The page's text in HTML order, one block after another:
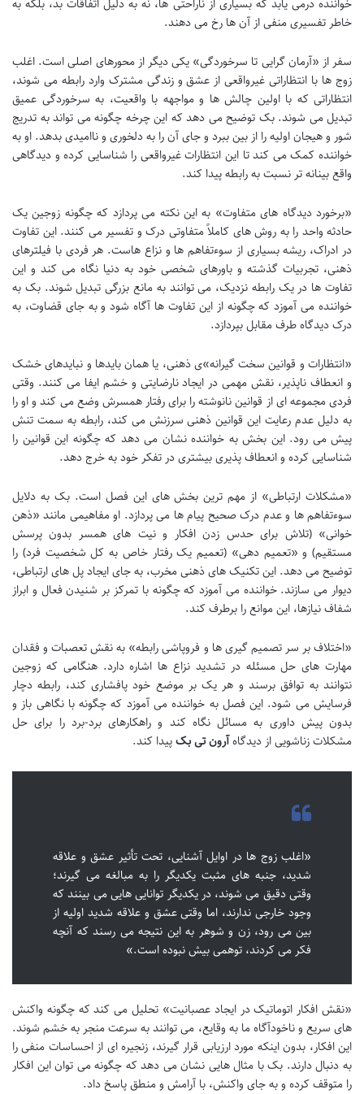
خواننده درمی یابد که بسیاری از ناراحتی ها، نه به دلیل اتفاقات بد، بلکه به
خاطر تفسیری منفی از آن ها رخ می دهند.
سفر از «آرمان گرایی تا سرخوردگی» یکی دیگر از محورهای اصلی است. اغلب
زوج ها با انتظاراتی غیرواقعی از عشق و زندگی مشترک وارد رابطه می شوند،
انتظاراتی که با اولین چالش ها و مواجهه با واقعیت، به سرخوردگی عمیق
تبدیل می شوند. بک توضیح می دهد که این چرخه چگونه می تواند به تدریج
شور و هیجان اولیه را از بین ببرد و جای آن را به دلخوری و ناامیدی بدهد. او به
خواننده کمک می کند تا این انتظارات غیرواقعی را شناسایی کرده و دیدگاهی
واقع بینانه تر نسبت به رابطه پیدا کند.
«برخورد دیدگاه های متفاوت» به این نکته می پردازد که چگونه زوجین یک
حادثه واحد را به روش های کاملاً متفاوتی درک و تفسیر می کنند. این تفاوت
در ادراک، ریشه بسیاری از سوءتفاهم ها و نزاع هاست. هر فردی با فیلترهای
ذهنی، تجربیات گذشته و باورهای شخصی خود به دنیا نگاه می کند و این
تفاوت ها در یک رابطه نزدیک، می توانند به مانع بزرگی تبدیل شوند. بک به
خواننده می آموزد که چگونه از این تفاوت ها آگاه شود و به جای قضاوت، به
درک دیدگاه طرف مقابل بپردازد.
«انتظارات و قوانین سخت گیرانه»ی ذهنی، یا همان بایدها و نبایدهای خشک
و انعطاف ناپذیر، نقش مهمی در ایجاد نارضایتی و خشم ایفا می کنند. وقتی
فردی مجموعه ای از قوانین نانوشته را برای رفتار همسرش وضع می کند و او را
به دلیل عدم رعایت این قوانین ذهنی سرزنش می کند، رابطه به سمت تنش
پیش می رود. این بخش به خواننده نشان می دهد که چگونه این قوانین را
شناسایی کرده و انعطاف پذیری بیشتری در تفکر خود به خرج دهد.
«مشکلات ارتباطی» از مهم ترین بخش های این فصل است. بک به دلایل
سوءتفاهم ها و عدم درک صحیح پیام ها می پردازد. او مفاهیمی مانند «ذهن
خوانی» (تلاش برای حدس زدن افکار و نیت های همسر بدون پرسش
مستقیم) و «تعمیم دهی» (تعمیم یک رفتار خاص به کل شخصیت فرد) را
توضیح می دهد. این تکنیک های ذهنی مخرب، به جای ایجاد پل های ارتباطی،
دیوار می سازند. خواننده می آموزد که چگونه با تمرکز بر شنیدن فعال و ابراز
شفاف نیازها، این موانع را برطرف کند.
«اختلاف بر سر تصمیم گیری ها و فروپاشی رابطه» به نقش تعصبات و فقدان
مهارت های حل مسئله در تشدید نزاع ها اشاره دارد. هنگامی که زوجین
نتوانند به توافق برسند و هر یک بر موضع خود پافشاری کند، رابطه دچار
فرسایش می شود. این فصل به خواننده می آموزد که چگونه با نگاهی باز و
بدون پیش داوری به مسائل نگاه کند و راهکارهای برد-برد را برای حل
مشکلات زناشویی از دیدگاهآرون تی بکپیدا کند.
«اغلب زوج ها در اوایل آشنایی، تحت تأثیر عشق و علاقه
شدید، جنبه های مثبت یکدیگر را به مبالغه می گیرند؛
وقتی دقیق می شوند، در یکدیگر توانایی هایی می بینند که
وجود خارجی ندارند، اما وقتی عشق و علاقه شدید اولیه از
بین می رود، زن و شوهر به این نتیجه می رسند که آنچه
فکر می کردند، توهمی بیش نبوده است.»
«نقش افکار اتوماتیک در ایجاد عصبانیت» تحلیل می کند که چگونه واکنش
های سریع و ناخودآگاه ما به وقایع، می توانند به سرعت منجر به خشم شوند.
این افکار، بدون اینکه مورد ارزیابی قرار گیرند، زنجیره ای از احساسات منفی را
به دنبال دارند. بک با مثال هایی نشان می دهد که چگونه می توان این افکار
را متوقف کرده و به جای واکنش، با آرامش و منطق پاسخ داد.